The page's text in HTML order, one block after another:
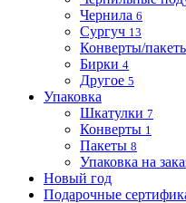
Чернила 6
Сургуч 13
Конверты/
Бирки 4
Другое 5
Упаковка
Шкатулки 7
Конверты 1
Пакеты 8
Упаковка на
Новый год
Подарочные